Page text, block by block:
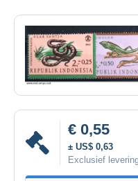
€ 0,55
± US$ 0,63
Exclusief